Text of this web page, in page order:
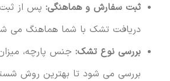
ثبت سفارش و هماهنگی:پس از ثبت
دریافت تشک با شما هماهنگ می
بررسی نوع تشک:جنس پارچه، میزان
بررسی می شود تا بهترین روش